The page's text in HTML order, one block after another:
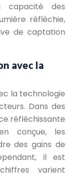
capacité des
réfléchie,
de captation
avec la
la technologie
Dans des
réfléchissante
conçue, les
des gains de
il est
varient